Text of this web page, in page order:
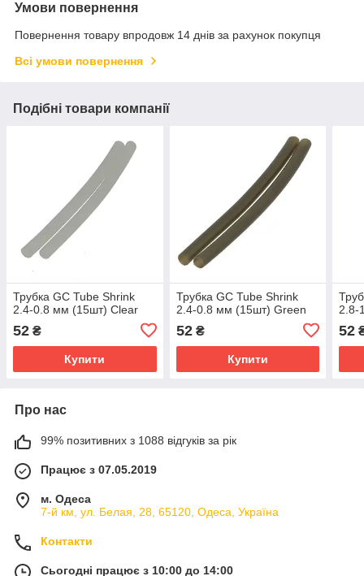
Умови повернення
Повернення товару впродовж 14 днів за рахунок покупця
Всі умови повернення
Подібні товари компанії
Трубка GC Tube Shrink
2.4-0.8 мм (15шт) Clear
52 ₴
Купити
Трубка GC Tube Shrink
2.4-0.8 мм (15шт) Green
52₴
Купити
2.8-
52
Про нас
99% позитивних з 1088 відгуків за рік
Працює з 07.05.2019
м. Одеса
7-й км, ул. Белая, 28, 65120, Одеса, Україна
Контакти
Сьогодні працює з 10:00 до 14:00